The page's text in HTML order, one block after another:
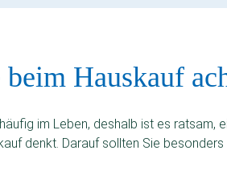
Hauskauf
im Leben, deshalb ist es ratsam,
denkt. Darauf sollten Sie besonders